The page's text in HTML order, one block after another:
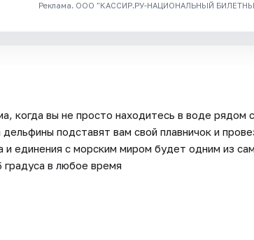
Реклама. ООО "КАССИР.РУ-НАЦИОНАЛЬНЫЙ БИЛЕТНЫЙ
когда вы не просто находитесь в воде рядом
подставят вам свой плавничок и
и единения с морским миром будет одним из
в любое время